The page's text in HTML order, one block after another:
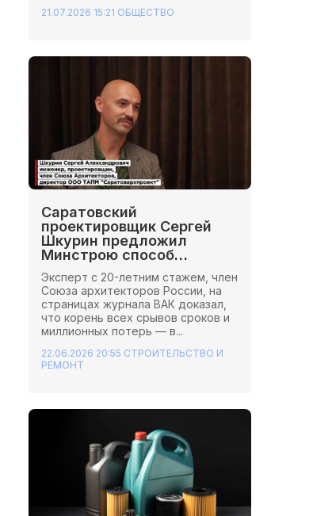
21.07.2026 15:21 ОБЩЕСТВО
Саратовский
проектировщик Сергей
Шкурин предложил
Минстрою способ
сэкономить миллионы на
стройках
Эксперт с 20-летним стажем, член
Союза архитекторов России, на
страницах журнала ВАК доказал,
что корень всех срывов сроков и
миллионных потерь — в...
22.06.2026 20:55 СТРОИТЕЛЬСТВО И
РЕМОНТ